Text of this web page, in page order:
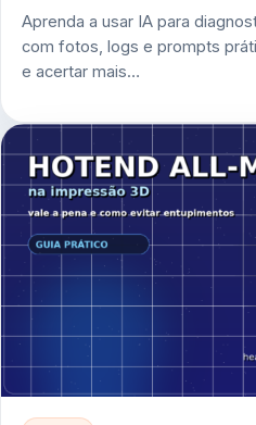
Aprenda a usar IA para
com fotos, logs e prompts
e acertar mais…